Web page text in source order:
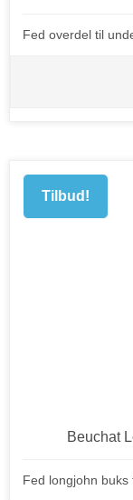
Fed overdel til
Tilbud!
Beuchat
Fed longjohn